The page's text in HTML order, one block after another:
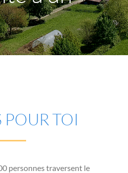
POUR TOI
personnes traversent le